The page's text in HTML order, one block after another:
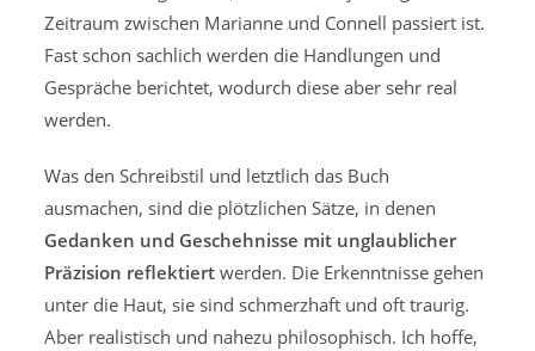
Zeitraum zwischen Marianne und Connell passiert ist.
Fast schon sachlich werden die Handlungen und
Gespräche berichtet, wodurch diese aber sehr real
werden.
Was den Schreibstil und letztlich das Buch
ausmachen, sind die plötzlichen Sätze, in denen
Gedanken und Geschehnisse mit unglaublicher
Präzision reflektiert werden. Die Erkenntnisse gehen
unter die Haut, sie sind schmerzhaft und oft traurig.
Aber realistisch und nahezu philosophisch. Ich hoffe,